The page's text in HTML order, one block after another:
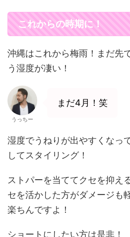
これからの時期に！
沖縄はこれから梅雨！まだ先
う湿度が凄い！
うっちー
まだ4月！笑
湿度でうねりが出やすくなっ
してスタイリング！
ストパーを当ててクセを抑え
セを活かした方がダメージも
楽ちんですよ！
ショートにしたい方は是非！